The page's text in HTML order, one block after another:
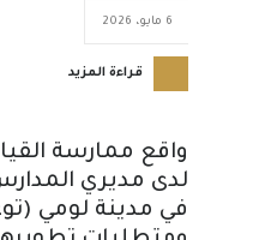
6 مايو، 2026
قراءة المزيد
واقع ممارسة
لدى مديري المدارس
في مدينة لومي